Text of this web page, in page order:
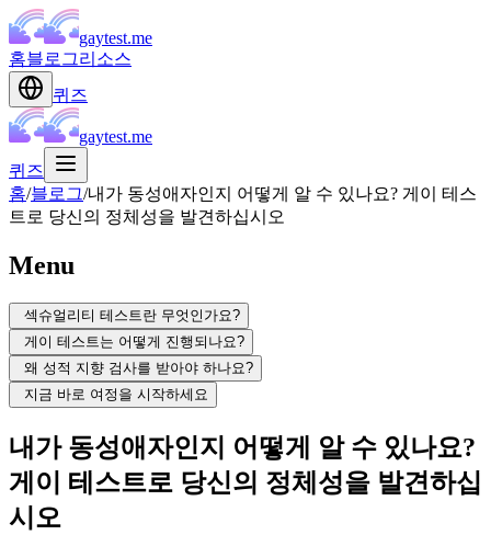
gaytest.me
홈블로그리소스
퀴즈
gaytest.me
퀴즈
홈/블로그/내가 동성애자인지 어떻게 알 수 있나요? 게이 테스
트로 당신의 정체성을 발견하십시오
Menu
섹슈얼리티 테스트란 무엇인가요?
게이 테스트는 어떻게 진행되나요?
왜 성적 지향 검사를 받아야 하나요?
지금 바로 여정을 시작하세요
내가 동성애자인지 어떻게 알 수 있나요?
게이 테스트로 당신의 정체성을 발견하십
시오